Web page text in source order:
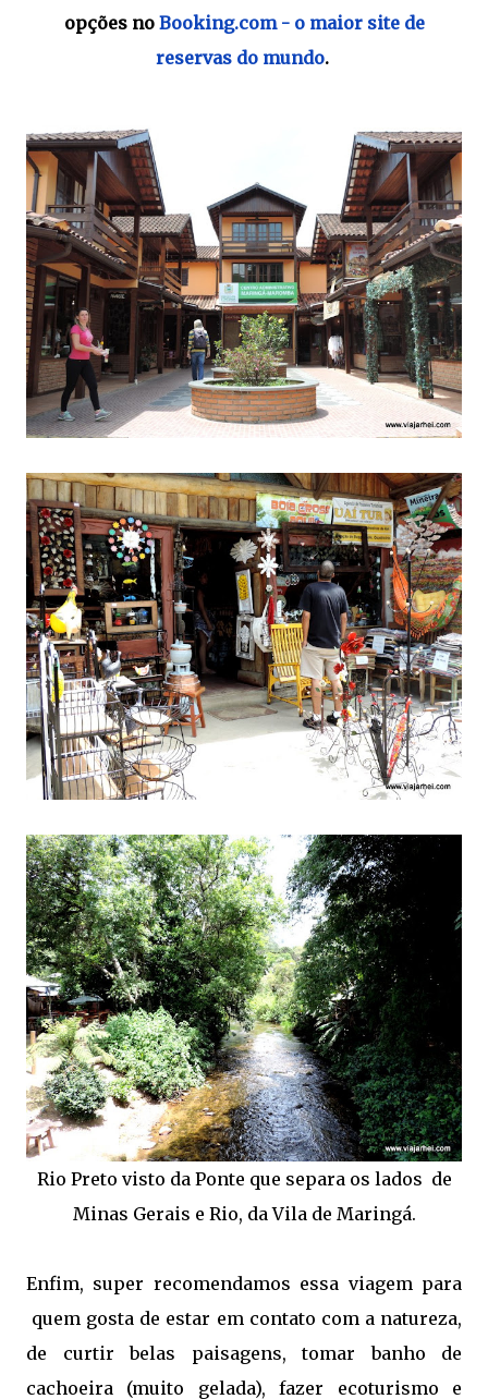
opções no Booking.com - o maior site de
reservas do mundo.
Rio Preto visto da Ponte que separa os lados de
Minas Gerais e Rio, da Vila de Maringá.
Enfim, super recomendamos essa viagem para
quem gosta de estar em contato com a natureza,
de curtir belas paisagens, tomar banho de
cachoeira (muito gelada), fazer ecoturismo e